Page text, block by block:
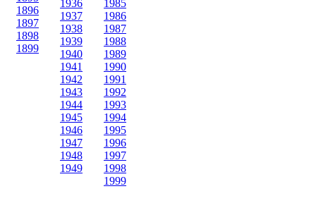
1896
1897
1898
1899
1936
1937
1938
1939
1940
1941
1942
1943
1944
1945
1946
1947
1948
1949
1985
1986
1987
1988
1989
1990
1991
1992
1993
1994
1995
1996
1997
1998
1999